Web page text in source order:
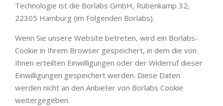
Technologie ist die Borlabs GmbH, Rübenkamp 32,
22305 Hamburg (im Folgenden Borlabs).
Wenn Sie unsere Website betreten, wird ein Borlabs-
Cookie in Ihrem Browser gespeichert, in dem die von
Ihnen erteilten Einwilligungen oder der Widerruf dieser
Einwilligungen gespeichert werden. Diese Daten
werden nicht an den Anbieter von Borlabs Cookie
weitergegeben.